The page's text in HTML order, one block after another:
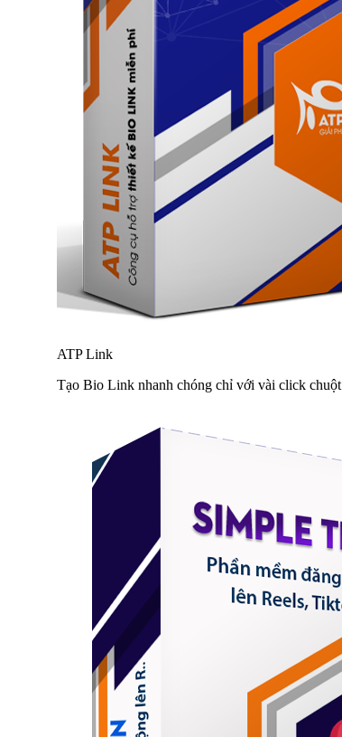
ATP Link
Tạo Bio Link nhanh chóng chỉ với vài click chuột